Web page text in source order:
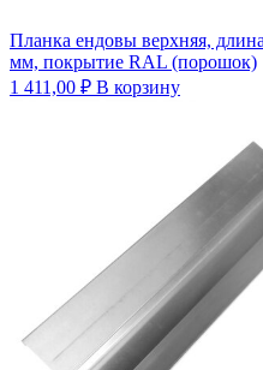
Планка ендовы верхняя,
мм, покрытие RAL (порошок)
1 411,00 ₽ В корзину